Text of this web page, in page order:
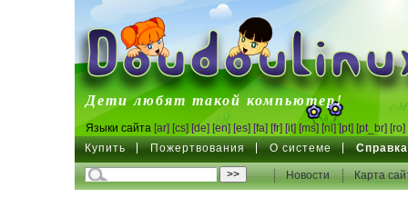
DoudouLinux
Дети любят такой компьютер!
Языки сайта [ar] [cs] [de] [en] [es] [fa] [fr] [it] [ms] [nl] [pt] [pt_br] [ro]
Купить Пожертвования О системе Справка
Новости Карта